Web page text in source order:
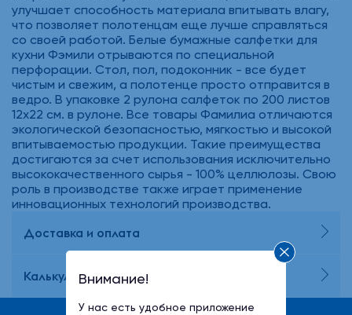
улучшает способность материала впитывать влагу,
что позволяет полотенцам еще лучше справляться
со своей работой. Белые бумажные салфетки для
кухни Фэмили отрываются по специальной
перфорации. Стол, пол, подоконник - все будет
чистым и свежим, а полотенце просто отправится в
ведро. В упаковке 2 рулона салфеток по 200 листов
12х22 см. в рулоне. Все товары Фамилиа отличаются
экологической безопасностью, мягкостью и высокой
впитываемостью продукции. Такие преимущества
достигаются за счет использования исключительно
высококачественного сырья - 100% целлюлозы. Свою
роль в производстве также играет применение
инновационных технологий производства.
Доставка и оплата
Калькулятор потребления воды
Внимание!
У нас есть удобное приложение